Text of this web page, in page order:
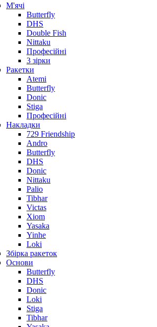
М'ячі
Butterfly
DHS
Double Fish
Nittaku
Професійні
3 зірки
Ракетки
Atemi
Butterfly
Donic
Stiga
Професійні
Накладки
729 Friendship
Andro
Butterfly
DHS
Donic
Nittaku
Palio
Tibhar
Victas
Xiom
Yasaka
Yinhe
Loki
Збірка ракеток
Основи
Butterfly
DHS
Donic
Loki
Stiga
Tibhar